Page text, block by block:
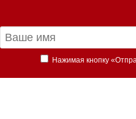
Нажимая кнопку